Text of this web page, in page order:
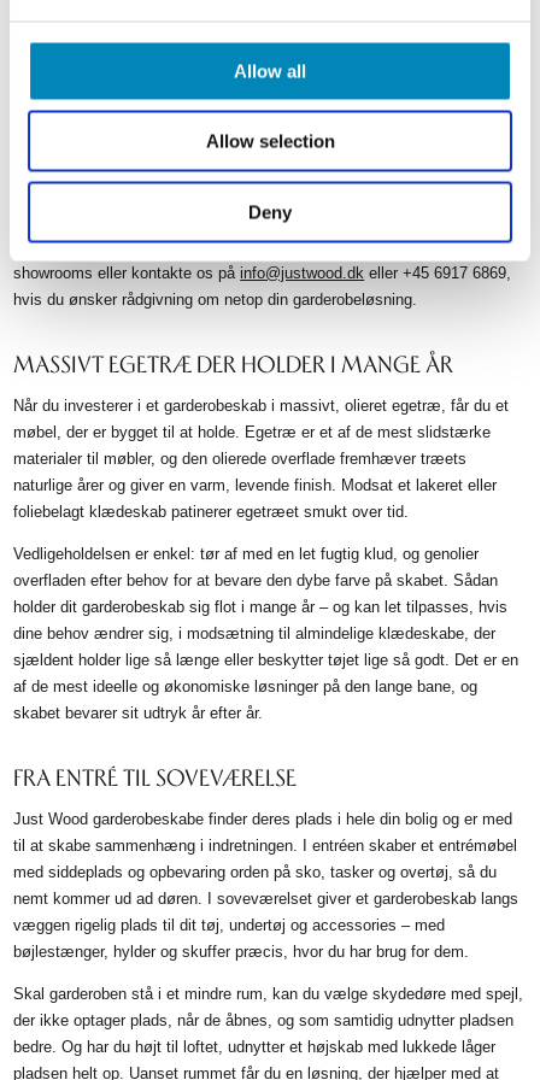
Allow all
Allow selection
Deny
Dine garderobeskabe leveres hjem til dig på 20–30 hverdage og kommer
usamlet, klar til montering. Har du brug for hjælp til opsætning, tilbyder vi
Alle vores snedkermøbler er dansk producerede og leveres med hele 30
uanset om løsningen skal stå i entréen eller i et af hjemmets
soveværelser. Du er altid velkommen til at besøge et af vores tre
showrooms eller kontakte os påinfo@justwood.dk eller +45 6917 6869,
hvis du ønsker rådgivning om netop din garderobeløsning.
MASSIVT EGETRÆ DER HOLDER I MANGE ÅR
Når du investerer i et garderobeskab i massivt, olieret egetræ, får du et
møbel, der er bygget til at holde. Egetræ er et af de mest slidstærke
materialer til møbler, og den olierede overflade fremhæver træets
naturlige årer og giver en varm, levende finish. Modsat et lakeret eller
foliebelagt klædeskab patinerer egetræet smukt over tid.
Vedligeholdelsen er enkel: tør af med en let fugtig klud, og genolier
overfladen efter behov for at bevare den dybe farve på skabet. Sådan
holder dit garderobeskab sig flot i mange år – og kan let tilpasses, hvis
dine behov ændrer sig, i modsætning til almindelige klædeskabe, der
sjældent holder lige så længe eller beskytter tøjet lige så godt. Det er en
af de mest ideelle og økonomiske løsninger på den lange bane, og
skabet bevarer sit udtryk år efter år.
FRA ENTRÉ TIL SOVEVÆRELSE
Just Wood garderobeskabe finder deres plads i hele din bolig og er med
til at skabe sammenhæng i indretningen. I entréen skaber et entrémøbel
med siddeplads og opbevaring orden på sko, tasker og overtøj, så du
nemt kommer ud ad døren. I soveværelset giver et garderobeskab langs
væggen rigelig plads til dit tøj, undertøj og accessories – med
bøjlestænger, hylder og skuffer præcis, hvor du har brug for dem.
Skal garderoben stå i et mindre rum, kan du vælge skydedøre med spejl,
der ikke optager plads, når de åbnes, og som samtidig udnytter pladsen
bedre. Og har du højt til loftet, udnytter et højskab med lukkede låger
pladsen helt op. Uanset rummet får du en løsning, der hjælper med at